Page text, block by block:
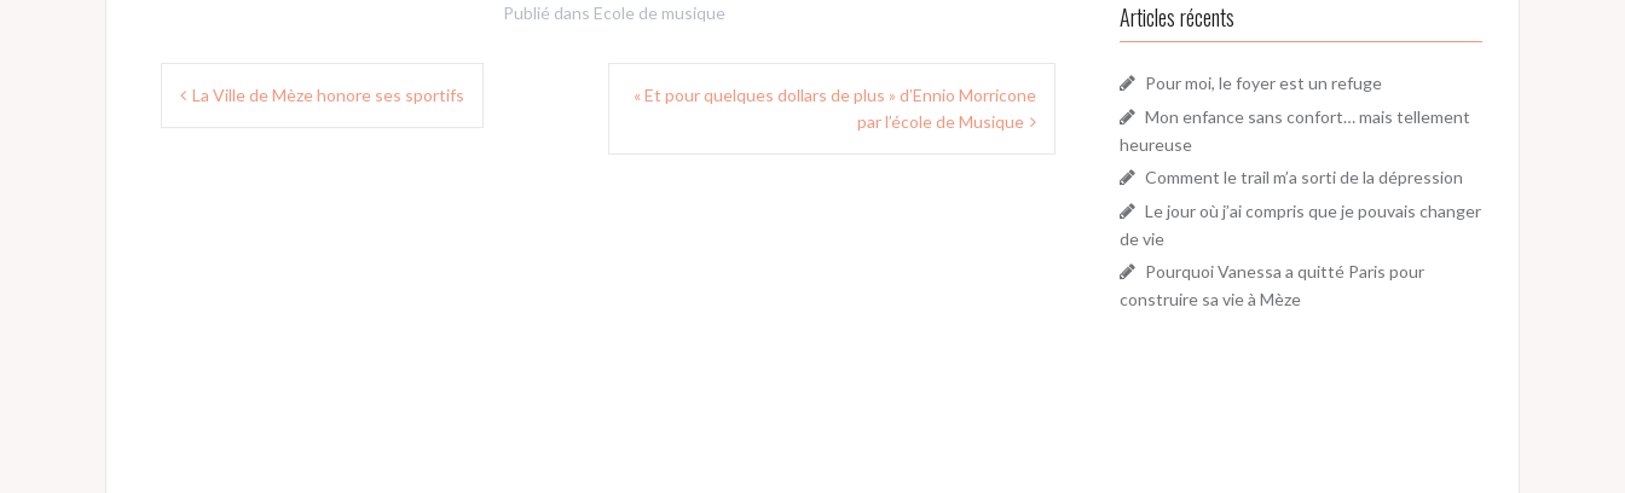
Publié dans Ecole de musique
Navigation
La Ville de Mèze honore ses sportifs
« Et pour quelques dollars de plus » d’Ennio Morricone
par l’école de Musique
Articles récents
Pour moi, le foyer est un refuge
Mon enfance sans confort… mais tellement
heureuse
Comment le trail m’a sorti de la dépression
Le jour où j’ai compris que je pouvais changer
de vie
Pourquoi Vanessa a quitté Paris pour
construire sa vie à Mèze